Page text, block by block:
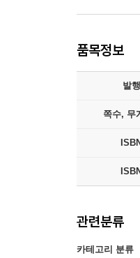
품목정보
발
쪽수, 무
관련분류
카테고리 분류